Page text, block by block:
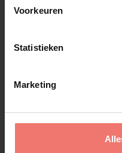
Voorkeuren
Statistieken
Marketing
Ronnie Flex